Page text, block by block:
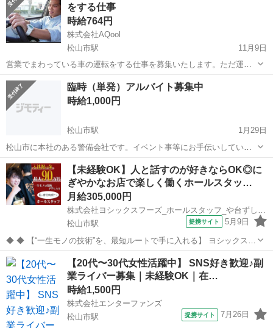
をする仕事
時給764円
株式会社AQool
松山市駅
11月9日
営業でまわっている車の運転をする仕事を募集いたします。ただ運転
するだけですので簡単です。服装や身なりは自由です。営業中の間は
車で待っていただきます。その間も車で携帯などをつついて休憩して
もらってかまいません。車を運転する以外...
愛媛 松山市 松山市駅
臨時（単発）アルバイト募集中
時給1,000円
松山市駅
1月29日
松山市に本社のある警備会社です。イベント事等にお手伝いしていた
だける人を募集しています。 男女不問。18歳以上（高校生不可）。フ
リーター、学生さん大歓迎！！ まずは、面接の上、アルバイトの登録
をしてください。各イベント事...
愛媛 松山市 松山市駅 その他 本社
【未経験OK】人と話すのが好きならOK◎に
ぎやかなお店で楽しく働くホールスタッ…
月給305,000円
株式会社ヨシックスフーズ_ホールスタッフ_や台ずし松山三番町 (正社員)
松山市駅
提携サイト 5月9日
◆ ◆ 【“一生モノの技術”を、最短ルートで手に入れる】 ヨシックスフ
ーズが運営する寿司居酒屋「や台ずし」では、 鮮魚の一部を加工済み
の状態で仕入れることで仕込みの負担を大幅に削減しています。 入社
後は余計な工程に時間...
愛媛 松山市駅 ホールスタッフ
【20代〜30代女性活躍中】 SNS好き歓迎♪副
業ライバー募集｜未経験OK｜在…
時給1,500円
株式会社エンターファンズ
松山市駅
提携サイト 7月26日